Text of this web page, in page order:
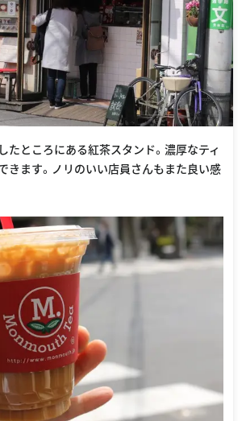
たところにある紅茶スタンド。濃厚なティ
きます。ノリのいい店員さんもまた良い感